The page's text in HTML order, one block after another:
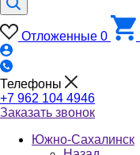
Отложенные 0
Телефоны
+7 962 104 4946
Заказать звонок
Южно-Cахалинск